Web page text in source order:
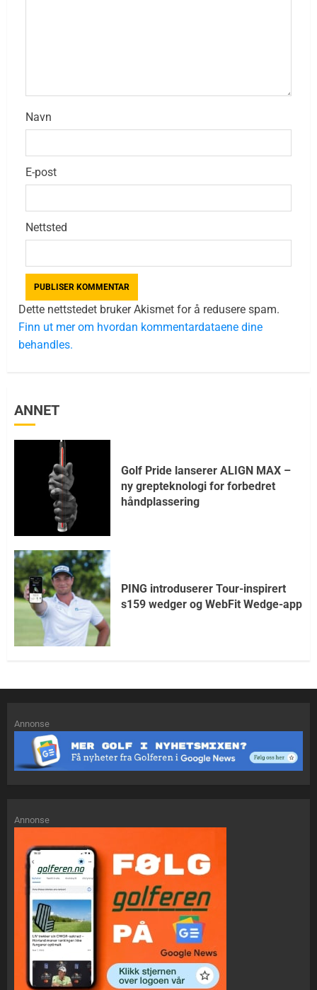
Navn
E-post
Nettsted
Dette nettstedet bruker Akismet for å redusere spam.
Finn ut mer om hvordan kommentardataene dine
behandles.
ANNET
Golf Pride lanserer ALIGN MAX –
ny grepteknologi for forbedret
håndplassering
PING introduserer Tour-inspirert
s159 wedger og WebFit Wedge-app
Annonse
Annonse